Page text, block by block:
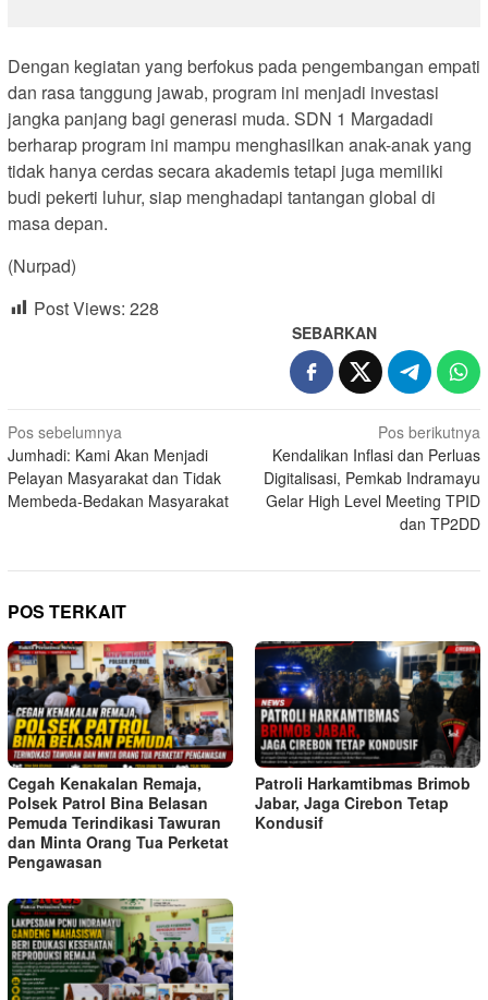
Dengan kegiatan yang berfokus pada pengembangan empati
dan rasa tanggung jawab, program ini menjadi investasi
jangka panjang bagi generasi muda. SDN 1 Margadadi
berharap program ini mampu menghasilkan anak-anak yang
tidak hanya cerdas secara akademis tetapi juga memiliki
budi pekerti luhur, siap menghadapi tantangan global di
masa depan.
(Nurpad)
Post Views: 228
SEBARKAN
Navigasi
pos
Pos sebelumnya
Jumhadi: Kami Akan Menjadi
Pelayan Masyarakat dan Tidak
Membeda-Bedakan Masyarakat
Pos berikutnya
Kendalikan Inflasi dan Perluas
Digitalisasi, Pemkab Indramayu
Gelar High Level Meeting TPID
dan TP2DD
POS TERKAIT
Cegah Kenakalan Remaja,
Polsek Patrol Bina Belasan
Pemuda Terindikasi Tawuran
dan Minta Orang Tua Perketat
Pengawasan
Patroli Harkamtibmas Brimob
Jabar, Jaga Cirebon Tetap
Kondusif